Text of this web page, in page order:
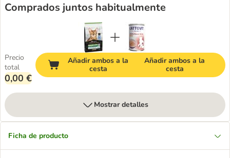
Comprados juntos habitualmente
Precio
total
0,00 €
Añadir ambos a la
cesta
Añadir ambos a la
cesta
Mostrar detalles
Ficha de producto